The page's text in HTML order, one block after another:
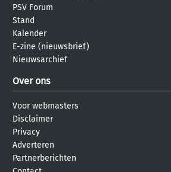
PSV Forum
Stand
Kalender
E-zine (nieuwsbrief)
Nieuwsarchief
Over ons
Voor webmasters
Disclaimer
Privacy
Adverteren
Partnerberichten